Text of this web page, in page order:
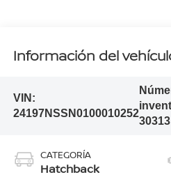
Información del
VIN:
24197NSSN0100010252
30313
CATEGORÍA
Hatchback